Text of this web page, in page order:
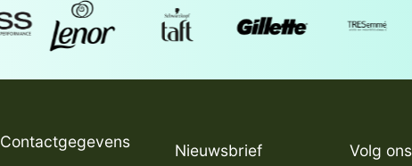
Contactgegevens Nieuwsbrief Volg